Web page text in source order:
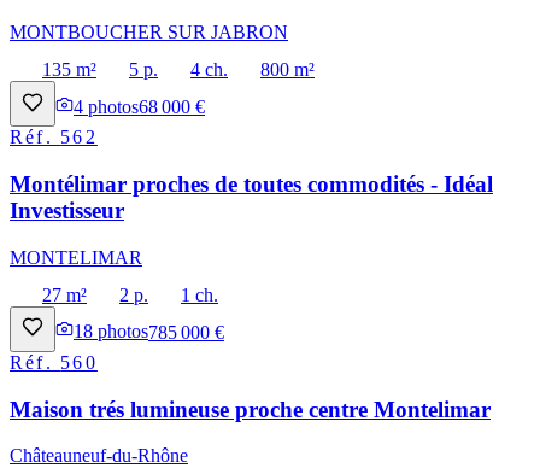
MONTBOUCHER SUR JABRON
135 m²
5 p. 4 ch.
800 m²
4 photos68 000 €
Réf. 562
Montélimar proches de toutes commodités - Idéal
Investisseur
MONTELIMAR
27 m²
2 p.
1 ch.
18 photos785 000 €
Réf. 560
Maison trés lumineuse proche centre Montelimar
Châteauneuf-du-Rhône